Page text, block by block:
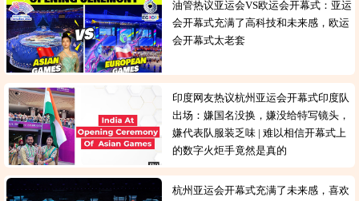
油管热议亚运会VS欧运会开幕式：亚运
会开幕式充满了高科技和未来感，欧运
会开幕式太老套
印度网友热议杭州亚运会开幕式印度队
出场：嫌国名没换，嫌没给特写镜头，
嫌代表队服装乏味 | 难以相信开幕式上
的数字火炬手竟然是真的
杭州亚运会开幕式充满了未来感，喜欢